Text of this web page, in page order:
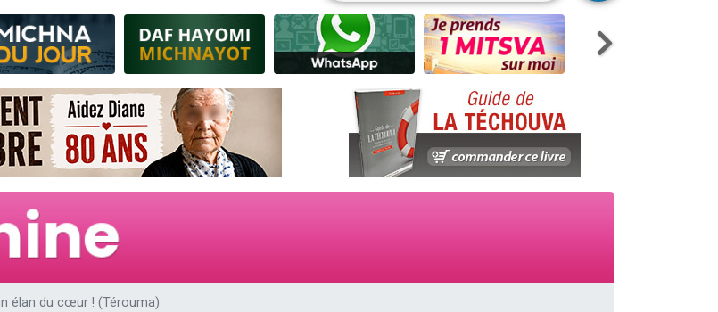
un don pour Sauvez la jambe de Yohan
en groupe sur Zoom
Torah-Box Music
sur WhatsApp
rejoindre sur WhatsApp
Torah-Box Music
rejoindre sur WhatsApp
un don pour Tsédaka : pauvres d'Israel
de grandeur n°104 : Le Chabbath et le Birkat Hamazone à travers le temps
une bénédiction
en groupe sur Zoom
élan du cœur ! (Térouma)